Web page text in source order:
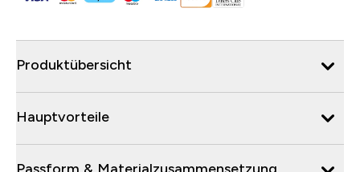
Produktübersicht
Hauptvorteile
Passform & Materialzusammensetzung